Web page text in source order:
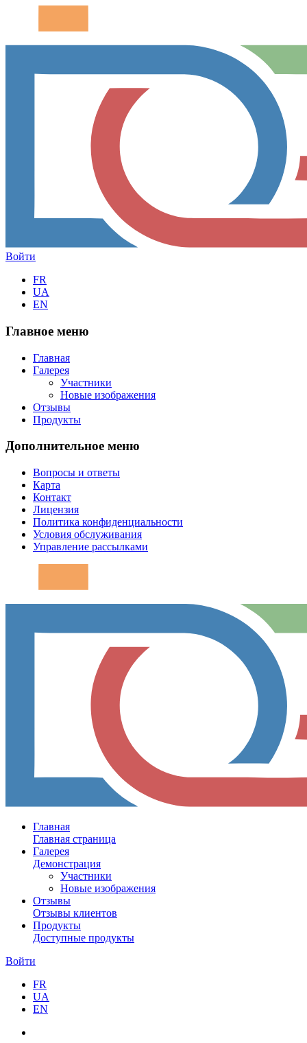
Войти
FR
UA
EN
Главное меню
Главная
Галерея
Участники
Новые изображения
Отзывы
Продукты
Дополнительное меню
Вопросы и ответы
Карта
Контакт
Лицензия
Политика конфиденциальности
Условия обслуживания
Управление рассылками
Главная
Главная страница
Галерея
Демонстрация
Участники
Новые изображения
Отзывы
Отзывы клиентов
Продукты
Доступные продукты
Войти
FR
UA
EN